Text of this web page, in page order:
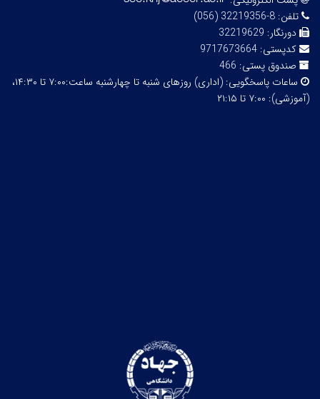
تلفن: 8-32219356 (056)
دورنگار: 32219629
کدپستی: 9717673664
صندوق پستی: 466
ساعات پاسخگویی:
(اداری) روزهای شنبه تا چهارشنبه ساعت:۷:۰۰ تا ۱۴:۳۰،
(آموزشی): ۷:۰۰ تا ۲۱:۱۵